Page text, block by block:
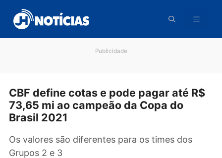
para
conteúdo
CBF define cotas e pode pagar até
73,65 mi ao campeão da Copa do
Os valores são diferentes para os times dos